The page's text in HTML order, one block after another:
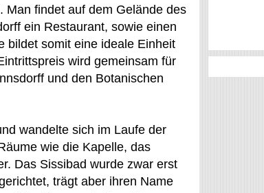
Man findet auf dem Gelände des
ein Restaurant, sowie einen
bildet somit eine ideale Einheit
wird gemeinsam für
und den Botanischen
wandelte sich im Laufe der
wie die Kapelle, das
Das Sissibad wurde zwar erst
trägt aber ihren Name